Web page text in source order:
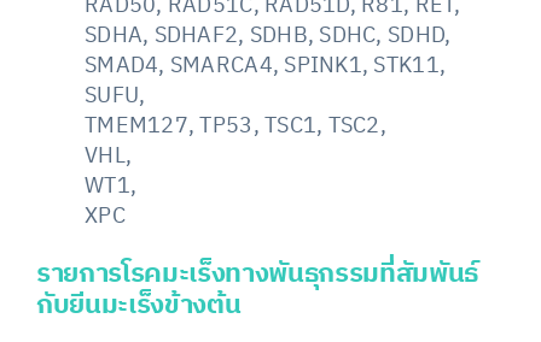
SDHA, SDHAF2, SDHB, SDHC, SDHD,
SMAD4, SMARCA4, SPINK1, STK11,
SUFU,
TMEM127, TP53, TSC1, TSC2,
VHL,
WT1,
XPC
รายการโรคมะเร็งทางพันธุกรรมที่สัมพันธ์
กับยีนมะเร็งข้างต้น